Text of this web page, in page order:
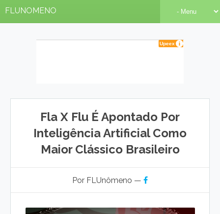
FLUNOMENO
Fla X Flu É Apontado Por
Inteligência Artificial Como
Maior Clássico Brasileiro
Por FLUnômeno —